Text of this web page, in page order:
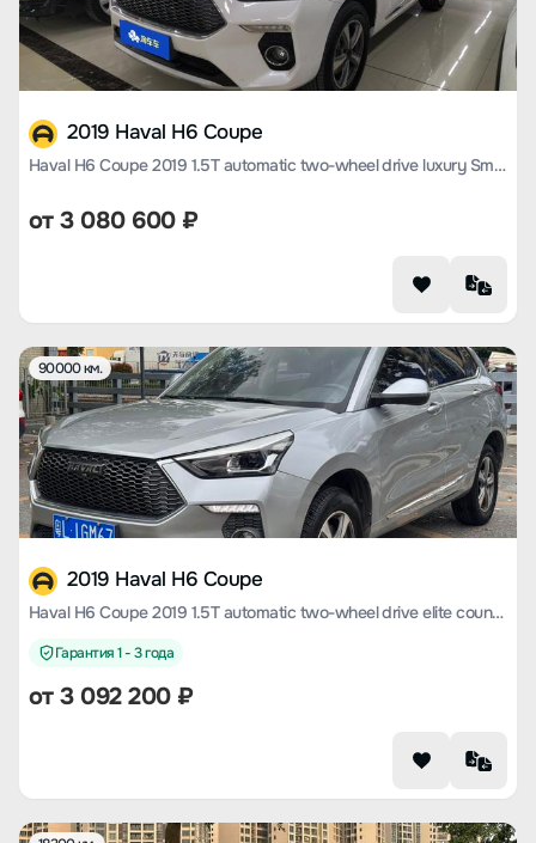
2019 Haval H6 Coupe
Haval H6 Coupe 2019 1.5T automatic two-wheel drive luxury Smart Union edition Country VI
от3 080 600₽
90000 км.
2019 Haval H6 Coupe
Haval H6 Coupe 2019 1.5T automatic two-wheel drive elite country VI
Гарантия 1 - 3 года
от3 092 200₽